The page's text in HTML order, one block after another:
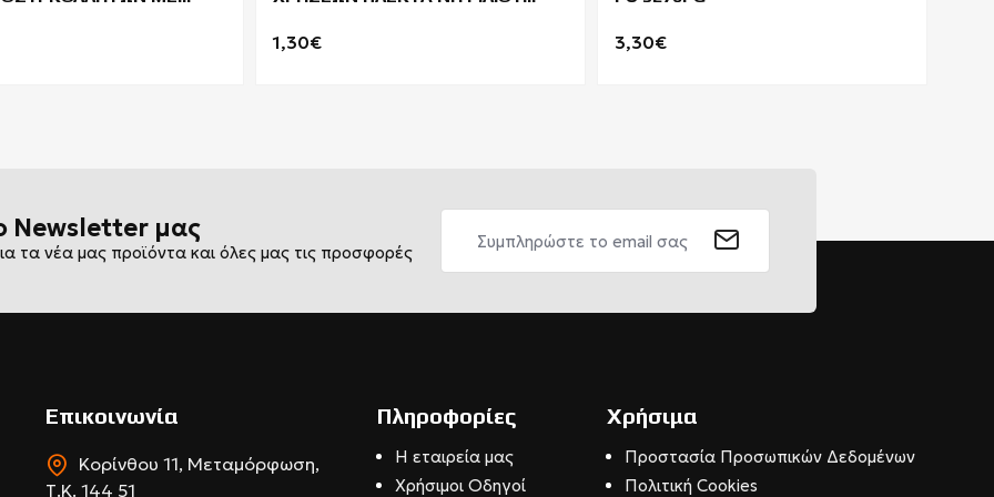
1,30€ 3,30€
Newsletter μας
τα νέα μας προϊόντα και όλες μας τις προσφορές
Επικοινωνία
Κορίνθου 11, Μεταμόρφωση,
Τ.Κ. 144 51
Πληροφορίες
Η εταιρεία μας
Χρήσιμοι Οδηγοί
Χρήσιμα
Προστασία Προσωπικών Δεδομένων
Πολιτική Cookies